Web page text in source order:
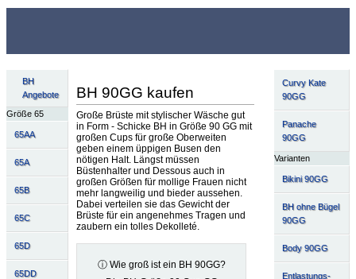
BH
Angebote
Größe 65
65AA
65A
65B
65C
65D
65DD
Curvy Kate
90GG
Panache
90GG
Varianten
Bikini 90GG
BH ohne Bügel
90GG
Body 90GG
Entlastungs-
BH 90GG kaufen
Große Brüste mit stylischer Wäsche gut
in Form - Schicke BH in Größe 90 GG mit
großen Cups für große Oberweiten
geben einem üppigen Busen den
nötigen Halt. Längst müssen
Büstenhalter und Dessous auch in
großen Größen für mollige Frauen nicht
mehr langweilig und bieder aussehen.
Dabei verteilen sie das Gewicht der
Brüste für ein angenehmes Tragen und
zaubern ein tolles Dekolleté.
ⓘ Wie groß ist ein BH 90GG?